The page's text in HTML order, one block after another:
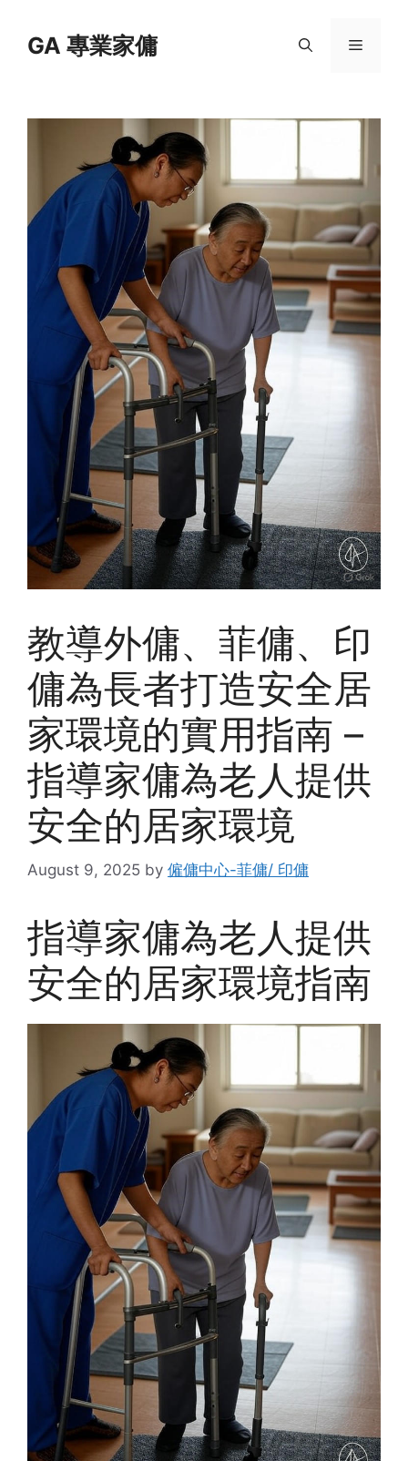
contentGA 專業家傭 Menu
教導外傭、菲傭、印
傭為長者打造安全居
家環境的實用指南 –
指導家傭為老人提供
安全的居家環境
August 9, 2025 by 僱傭中心-菲傭/ 印傭
指導家傭為老人提供
安全的居家環境指南